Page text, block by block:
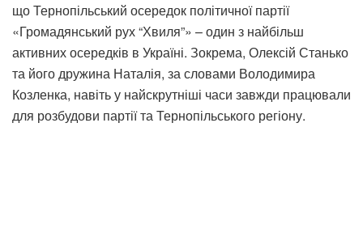
що Тернопільський осередок політичної партії
«Громадянський рух “Хвиля”» – один з найбільш
активних осередків в Україні. Зокрема, Олексій Станько
та його дружина Наталія, за словами Володимира
Козленка, навіть у найскрутніші часи завжди працювали
для розбудови партії та Тернопільського регіону.